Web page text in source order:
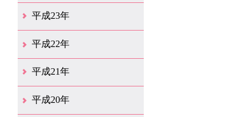
12月（11）
11月（9）
10月（9）
9月（13）
8月（7）
7月（11）
6月（10）
5月（14）
4月（9）
3月（17）
2月（6）
1月（20）
平成23年
12月（14）
11月（17）
10月（24）
9月（16）
8月（18）
7月（12）
6月（15）
5月（19）
4月（20）
3月（13）
2月（6）
1月（4）
平成22年
12月（10）
11月（19）
10月（17）
9月（26）
8月（19）
7月（14）
6月（13）
5月（10）
4月（12）
3月（25）
2月（14）
1月（14）
平成21年
12月（11）
11月（9）
10月（15）
9月（9）
8月（11）
7月（19）
6月（16）
5月（12）
4月（29）
3月（20）
2月（12）
1月（4）
平成20年